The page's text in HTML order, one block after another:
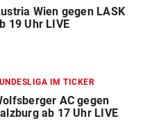
Wien gegen LASK
19 Uhr LIVE
IM TICKER
AC gegen
ab 17 Uhr LIVE